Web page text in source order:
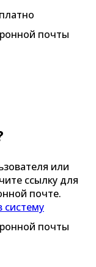
почты
или
ссылку для
почте.
систему
почты